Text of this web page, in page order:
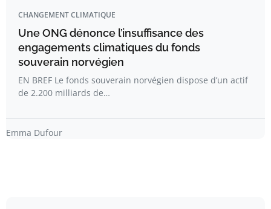
CHANGEMENT CLIMATIQUE
Une ONG dénonce l’insuffisance des
engagements climatiques du fonds
souverain norvégien
EN BREF Le fonds souverain norvégien dispose d’un actif
de 2.200 milliards de…
Emma Dufour